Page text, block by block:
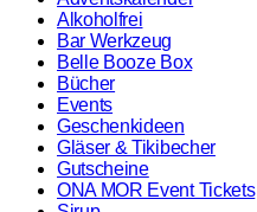
Alkoholfrei
Bar Werkzeug
Belle Booze Box
Bücher
Events
Geschenkideen
Gläser & Tikibecher
Gutscheine
ONA MOR Event Tickets